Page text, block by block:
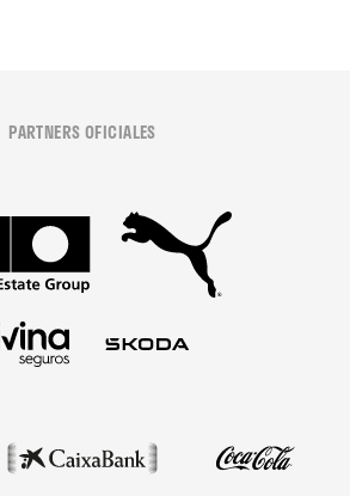
PARTNERS OFICIALES